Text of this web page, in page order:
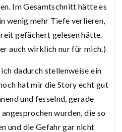
Im Gesamtschnitt hätte es
wenig mehr Tiefe verlieren,
gefächert gelesen hätte.
auch wirklich nur für mich.)
dadurch stellenweise ein
hat mir die Story echt gut
und fesselnd, gerade
wurden, die so
und die Gefahr gar nicht